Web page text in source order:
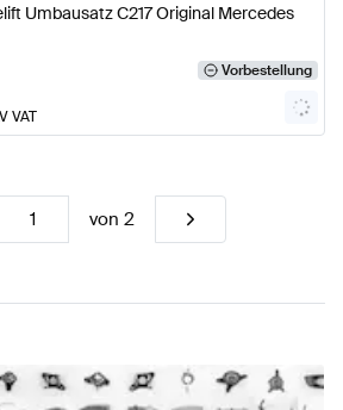
Umbausatz C217 Original Mercedes
Vorbestellung
VAT
von 2